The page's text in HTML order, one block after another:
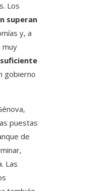
Los
superan
y, a
muy
gobierno
puestas
de
Las